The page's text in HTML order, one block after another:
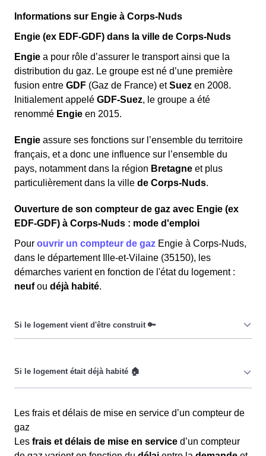
Informations sur Engie à Corps-Nuds
Engie (ex EDF-GDF) dans la ville de Corps-Nuds
Engie a pour rôle d’assurer le transport ainsi que la
distribution du gaz. Le groupe est né d’une première
fusion entre GDF (Gaz de France) etSuez en 2008.
Initialement appelé GDF-Suez, le groupe a été
renommé Engie en 2015.
Engie assure ses fonctions sur l’ensemble du territoire
français, et a donc une influence sur l’ensemble du
pays, notamment dans la région Bretagne et plus
particulièrement dans la ville de Corps-Nuds.
Ouverture de son compteur de gaz avec Engie (ex
EDF-GDF) à Corps-Nuds : mode d'emploi
Pour ouvrir un compteur de gaz Engie à Corps-Nuds,
dans le département Ille-et-Vilaine (35150), les
démarches varient en fonction de l'état du logement :
neufou déjà habité.
Cornusiens doivent d’abordraccorder
leur domicile au
coût et le délai de raccordement varient en fonction de la
distance
jusqu'à2 mois.
certificat Qualigaz sont déjà en place, il est nécessaire
demettre le compteur de gaz à son nom
souscrivant un contrat d’énergie avec un fournisseur,
Les frais et délais de mise en service d’un compteur de
gaz
Les frais et délais de mise en service d’un compteur